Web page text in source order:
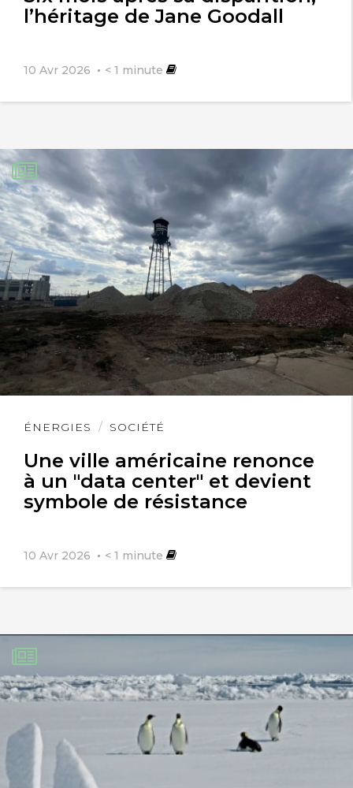
l’héritage de Jane Goodall
10 Avr 2026 < 1 minute
ÉNERGIES SOCIÉTÉ
Une ville américaine renonce
à un "data center" et devient
symbole de résistance
10 Avr 2026 < 1 minute
Lire